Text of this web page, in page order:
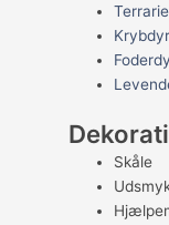
Skåle